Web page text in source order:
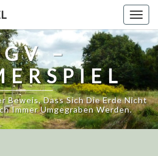
–
Beweis, Dass Sich Die Erde Nicht
Immer Umgegraben Werden.